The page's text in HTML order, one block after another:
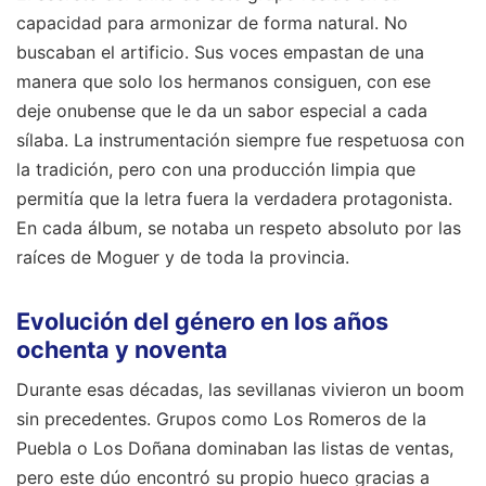
buscaban el artificio. Sus voces empastan de una
manera que solo los hermanos consiguen, con ese
deje onubense que le da un sabor especial a cada
sílaba. La instrumentación siempre fue respetuosa con
la tradición, pero con una producción limpia que
permitía que la letra fuera la verdadera protagonista.
En cada álbum, se notaba un respeto absoluto por las
raíces de Moguer y de toda la provincia.
ochenta y noventa
Durante esas décadas, las sevillanas vivieron un boom
sin precedentes. Grupos como Los Romeros de la
Puebla o Los Doñana dominaban las listas de ventas,
pero este dúo encontró su propio hueco gracias a
temas que hoy son himnos. La gente no solo quería